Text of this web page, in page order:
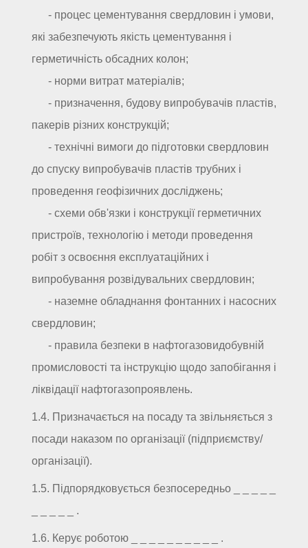
- процес цементування свердловин і умови,
які забезпечують якість цементування і
герметичність обсадних колон;
- норми витрат матеріалів;
- призначення, будову випробувачів пластів,
пакерів різних конструкцій;
- технічні вимоги до підготовки свердловин
до спуску випробувачів пластів трубних і
проведення геофізичних досліджень;
- схеми обв'язки і конструкції герметичних
пристроїв, технологію і методи проведення
робіт з освоєння експлуатаційних і
випробування розвідувальних свердловин;
- наземне обладнання фонтанних і насосних
свердловин;
- правила безпеки в нафтогазовидобувній
промисловості та інструкцію щодо запобігання і
ліквідації нафтогазопроявлень.
1.4. Призначається на посаду та звільняється з
посади наказом по організації (підприємству/
організації).
1.5. Підпорядковується безпосередньо _ _ _ _ _
_ _ _ _ _ .
1.6. Керує роботою _ _ _ _ _ _ _ _ _ _ .